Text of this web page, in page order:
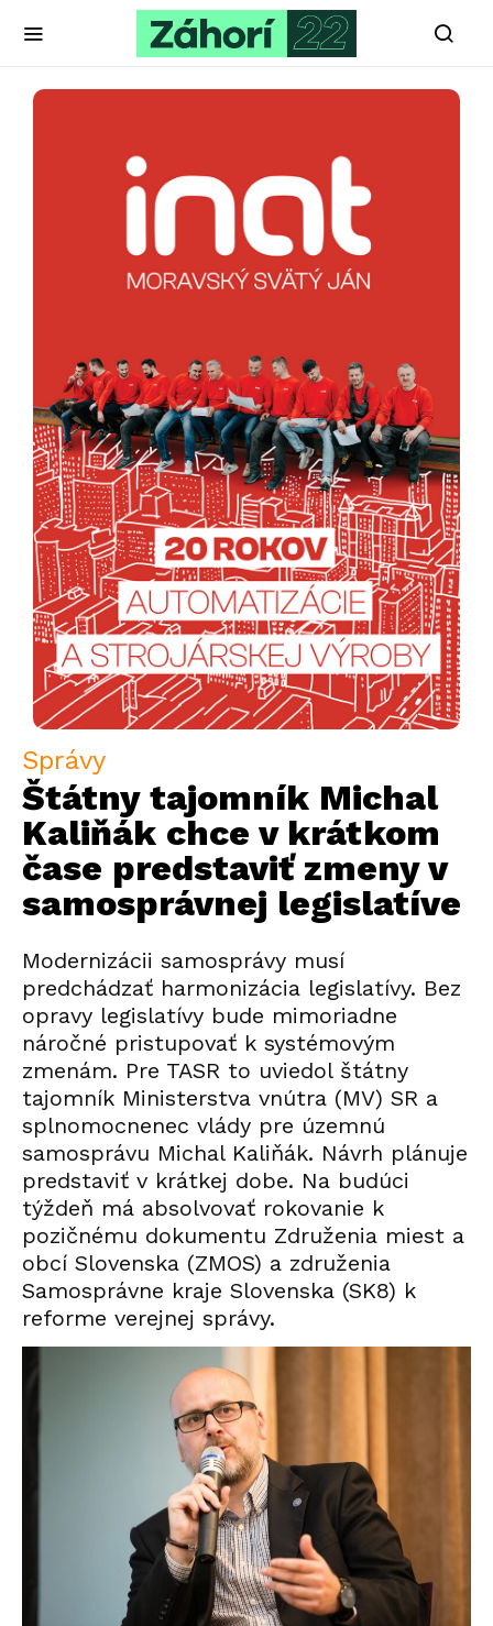
Správy
Štátny tajomník Michal
Kaliňák chce v krátkom
čase predstaviť zmeny v
samosprávnej legislatíve
Modernizácii samosprávy musí
predchádzať harmonizácia legislatívy. Bez
opravy legislatívy bude mimoriadne
náročné pristupovať k systémovým
zmenám. Pre TASR to uviedol štátny
tajomník Ministerstva vnútra (MV) SR a
splnomocnenec vlády pre územnú
samosprávu Michal Kaliňák. Návrh plánuje
predstaviť v krátkej dobe. Na budúci
týždeň má absolvovať rokovanie k
pozičnému dokumentu Združenia miest a
obcí Slovenska (ZMOS) a združenia
Samosprávne kraje Slovenska (SK8) k
reforme verejnej správy.